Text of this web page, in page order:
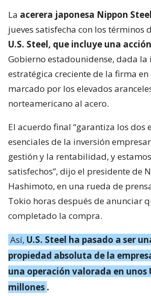
La acerera japonesa Nippon Steel
jueves satisfecha con los términos
U.S. Steel, que incluye una
Gobierno estadounidense, dada
estratégica creciente de la firma
marcado por los elevados
norteamericano al acero.
El acuerdo final “garantiza los dos
esenciales de la inversión
gestión y la rentabilidad, y
satisfechos”, dijo el presidente de
Hashimoto, en una rueda de
Tokio horas después de anunciar
completado la compra.
Así, U.S. Steel ha pasado a ser
propiedad absoluta de la
una operación valorada en unos
millones .